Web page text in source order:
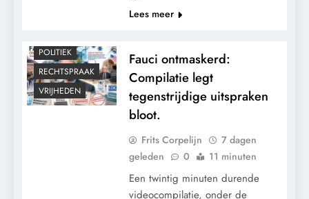
Lees meer
POLITIEK
RECHTSPRAAK
VRIJHEDEN
Fauci ontmaskerd:
Compilatie legt
tegenstrijdige uitspraken
bloot.
Frits Corpelijn
7 dagen
geleden
0 11 minuten
Een twintig minuten durende
videocompilatie, onder de